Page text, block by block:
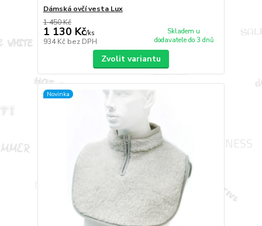
Dámská ovčí vesta Lux
1 450 Kč
1 130 Kč/ks
934 Kč bez DPH
Skladem u
dodavatele do 3 dnů
Zvolit variantu
Novinka